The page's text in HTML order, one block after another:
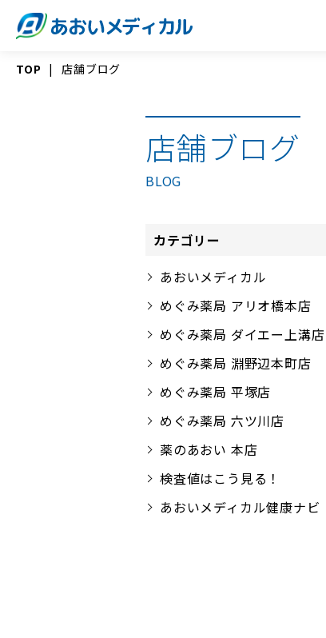
TOP 店舗ブログ
店舗ブログ
BLOG
カテゴリー
あおいメディカル
めぐみ薬局 アリオ橋本店
めぐみ薬局 ダイエー上溝店
めぐみ薬局 淵野辺本町店
めぐみ薬局 平塚店
めぐみ薬局 六ツ川店
薬のあおい 本店
検査値はこう見る！
あおいメディカル健康ナビ